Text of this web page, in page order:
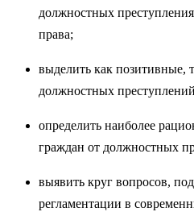
должностных
права;
выделить как позитивные,
должностных
определить наиболее
граждан от должностных
выявить круг вопросов,
регламентации в